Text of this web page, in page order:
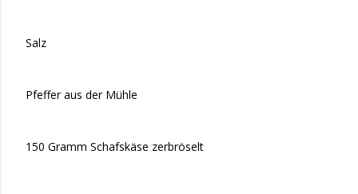
Salz
Pfeffer aus der Mühle
150 Gramm Schafskäse zerbröselt